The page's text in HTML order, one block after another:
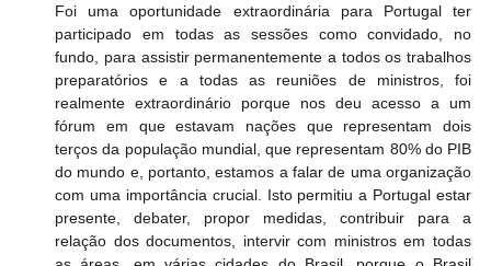
Foi uma oportunidade extraordinária para Portugal ter
participado em todas as sessões como convidado, no
fundo, para assistir permanentemente a todos os trabalhos
preparatórios e a todas as reuniões de ministros, foi
realmente extraordinário porque nos deu acesso a um
fórum em que estavam nações que representam dois
terços da população mundial, que representam 80% do PIB
do mundo e, portanto, estamos a falar de uma organização
com uma importância crucial. Isto permitiu a Portugal estar
presente, debater, propor medidas, contribuir para a
relação dos documentos, intervir com ministros em todas